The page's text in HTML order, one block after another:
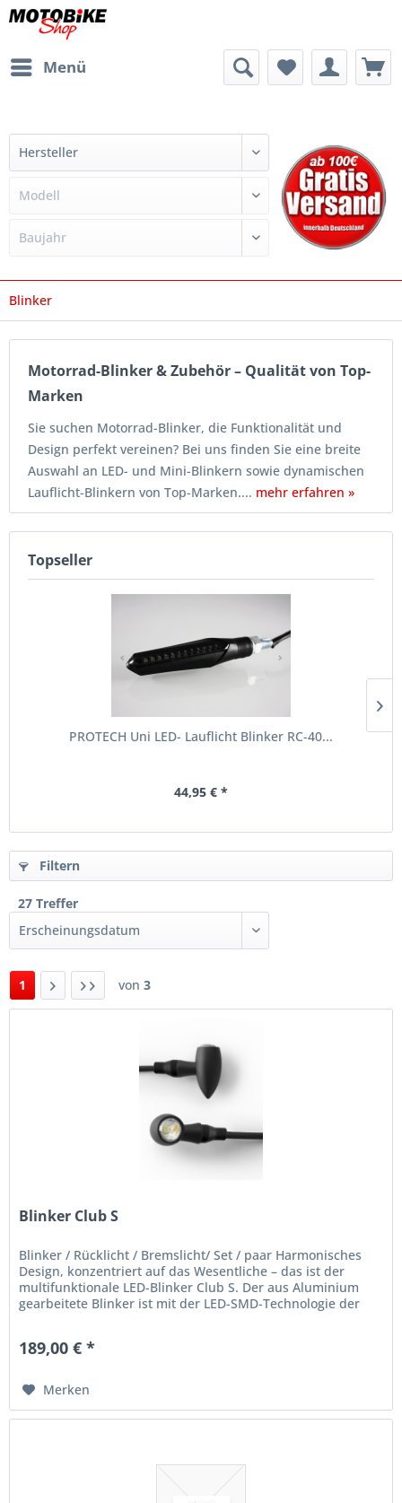
Menü
Blinker
Motorrad-Blinker & Zubehör – Qualität von Top-
Marken
Sie suchen Motorrad-Blinker, die Funktionalität und
Design perfekt vereinen? Bei uns finden Sie eine breite
Auswahl an LED- und Mini-Blinkern sowie dynamischen
Lauflicht-Blinkern von Top-Marken.... mehr erfahren »
Topseller
PROTECH Uni LED- Lauflicht Blinker RC-40...
44,95 € *
Filtern
27 Treffer
1 von 3
Blinker Club S
Blinker / Rücklicht / Bremslicht/ Set / paar Harmonisches
Design, konzentriert auf das Wesentliche – das ist der
multifunktionale LED-Blinker Club S. Der aus Aluminium
gearbeitete Blinker ist mit der LED-SMD-Technologie der
189,00 € *
Merken